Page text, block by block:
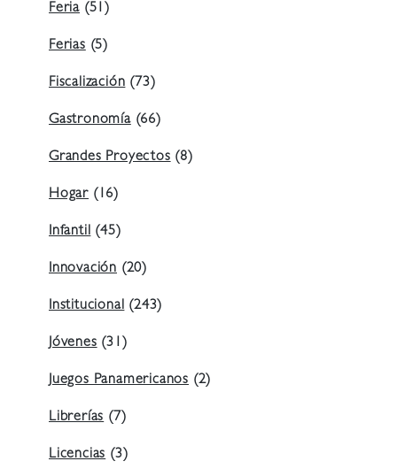
Feria (51)
Ferias (5)
Fiscalización (73)
Gastronomía(66)
Grandes Proyectos (8)
Hogar (16)
Infantil (45)
Innovación (20)
Institucional (243)
Jóvenes (31)
Juegos Panamericanos (2)
Librerías (7)
Licencias (3)